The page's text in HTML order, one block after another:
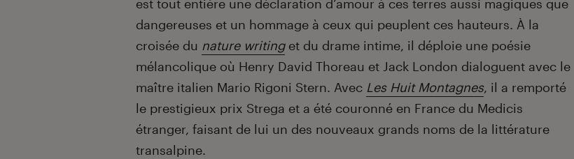
est tout entière une déclaration d’amour à ces terres aussi magiques que
dangereuses et un hommage à ceux qui peuplent ces hauteurs. À la
croisée du nature writinget du drame intime, il déploie une poésie
mélancolique où Henry David Thoreau et Jack London dialoguent avec le
maître italien Mario Rigoni Stern. Avec Les Huit Montagnes, il a remporté
le prestigieux prix Strega et a été couronné en France du Medicis
étranger, faisant de lui un des nouveaux grands noms de la littérature
transalpine.